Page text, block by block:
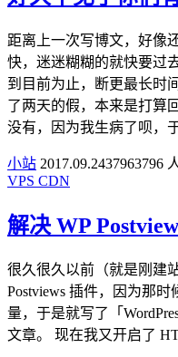
距离上一次写博文，好像
快，迷迷糊糊的就快要过
到目前为止，断更最长时
了两天的假，本来是打算
没有，因为我生病了呗，
小站 2017.09.2437963796
VPS CDN
解决 WP
很久很久以前（就是刚建
Postviews 插件，因为那
量，于是就写了「
文章。 现在我又开启了